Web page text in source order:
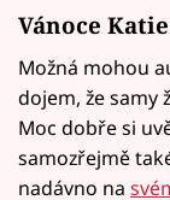
Vánoce
Možná mohou
dojem, že samy
Moc dobře si
samozřejmě
nadávno na